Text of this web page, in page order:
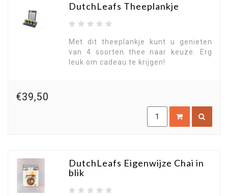
DutchLeafs Theeplankje
Met dit theeplankje kunt u genieten
van 4 soorten thee naar keuze. Erg
leuk om cadeau te krijgen!
€39,50
DutchLeafs Eigenwijze Chai in
blik